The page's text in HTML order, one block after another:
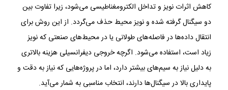
کاهش اثرات نویز و تداخل الکترومغناطیسی می‌شود، زیرا تفاوت بین
دو سیگنال گرفته شده و نویز محیط حذف می‌گردد. از این روش برای
انتقال داده‌ها در فاصله‌های طولانی یا در محیط‌های صنعتی که نویز
زیاد است، استفاده می‌شود. اگرچه خروجی دیفرانسیلی هزینه بالاتری
به دلیل نیاز به سیم‌های بیشتر دارد، اما در پروژه‌هایی که نیاز به دقت و
پایداری بالا در سیگنال‌ها دارند، انتخاب مناسبی به شمار می‌آید.